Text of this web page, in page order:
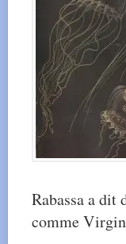
Rabassa a dit
comme